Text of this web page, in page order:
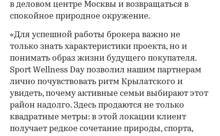
в деловом центре Москвы и возвращаться в
спокойное природное окружение.
«Для успешной работы брокера важно не
только знать характеристики проекта, но и
понимать образ жизни будущего покупателя.
Sport Wellness Day позволил нашим партнерам
лично почувствовать ритм Крылатского и
увидеть, почему активные семьи выбирают этот
район надолго. Здесь продаются не только
квадратные метры: в этой локации клиент
получает редкое сочетание природы, спорта,